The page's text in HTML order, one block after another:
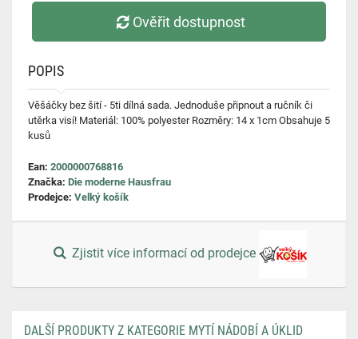
Ověřit dostupnost
POPIS
Věšáčky bez šití - 5ti dílná sada. Jednoduše připnout a ručník či
utěrka visí! Materiál: 100% polyester Rozměry: 14 x 1cm Obsahuje 5
kusů
Ean: 2000000768816
Značka: Die moderne Hausfrau
Prodejce: Velký košík
Zjistit více informací od prodejce
DALŠÍ PRODUKTY Z KATEGORIE MYTÍ NÁDOBÍ A ÚKLID